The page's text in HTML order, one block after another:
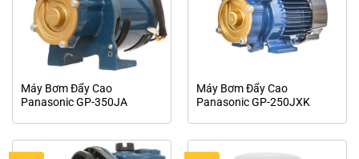
Máy Bơm Đẩy Cao
Panasonic GP-350JA
Máy Bơm Đẩy Cao
Panasonic GP-250JXK